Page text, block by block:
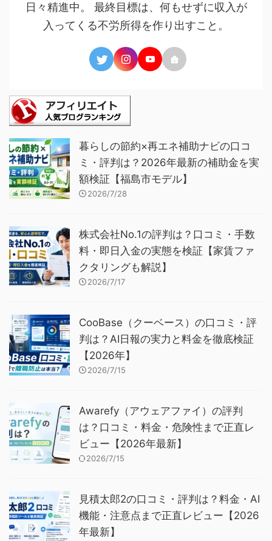
日々精進中。 最終目標は、何もせずに収入が
入ってくる不労所得を作り出すこと。
暮らしの節約×再エネ補助ナビの口コ
ミ・評判は？2026年最新の補助金を実
額検証【福島市モデル】
2026/7/28
株式会社No.1の評判は？口コミ・手数
料・即日入金の実態を検証【家賃ファ
クタリングも解説】
2026/7/17
CooBase（クーベース）の口コミ・評
判は？AI日報の実力と料金を徹底検証
【2026年】
2026/7/15
Awarefy（アウェアファイ）の評判
は？口コミ・料金・危険性まで正直レ
ビュー【2026年最新】
2026/7/15
見積太郎2の口コミ・評判は？料金・AI
機能・注意点まで正直レビュー【2026
年最新】